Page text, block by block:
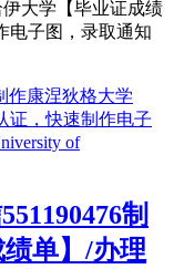
伊大学【毕业证成绩
电子图，录取通知
制
单】/办理